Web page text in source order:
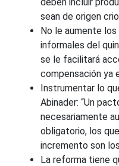
sean de origen
No le aumente
informales del
se le facilitará
compensación ya
Instrumentar lo
Abinader: “Un
necesariamente
obligatorio, los
incremento son
La reforma tiene